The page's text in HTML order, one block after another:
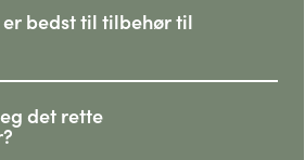
bedst til tilbehør til
det rette